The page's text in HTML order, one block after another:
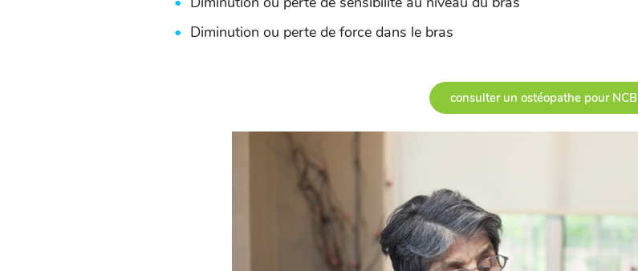
Diminution ou perte de force dans le bras
consulter un ostéopathe pour NCB